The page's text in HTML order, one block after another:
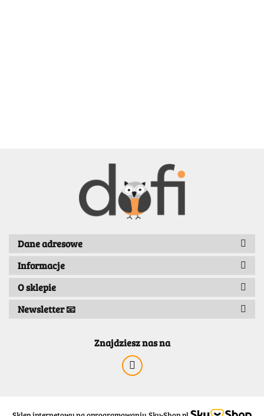
BENASSI/GALGI
Dane adresowe
Informacje
O sklepie
Newsletter 📧
Znajdziesz nas na